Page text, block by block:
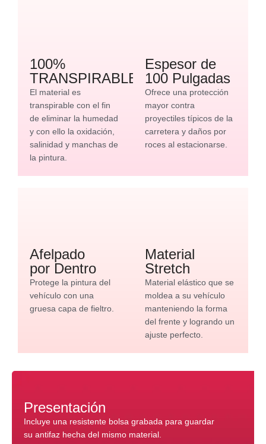
100%
TRANSPIRABLE
El material es
transpirable con el fin
de eliminar la humedad
y con ello la oxidación,
salinidad y manchas de
la pintura.
Espesor de
100 Pulgadas
Ofrece una protección
mayor contra
proyectiles típicos de la
carretera y daños por
roces al estacionarse.
Afelpado
por Dentro
Protege la pintura del
vehículo con una
gruesa capa de fieltro.
Material
Stretch
Material elástico que se
moldea a su vehículo
manteniendo la forma
del frente y logrando un
ajuste perfecto.
Presentación
Incluye una resistente bolsa grabada para guardar
su antifaz hecha del mismo material.